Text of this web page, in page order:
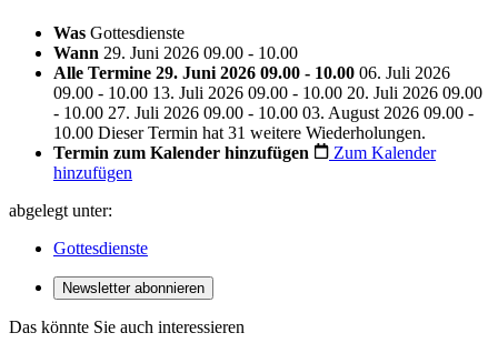
Was Gottesdienste
Wann 29. Juni 2026 09.00 - 10.00
Alle Termine 29. Juni 2026 09.00 - 10.00 06. Juli 2026
09.00 - 10.00 13. Juli 2026 09.00 - 10.00 20. Juli 2026 09.00
- 10.00 27. Juli 2026 09.00 - 10.00 03. August 2026 09.00 -
10.00 Dieser Termin hat 31 weitere Wiederholungen.
Termin zum Kalender hinzufügen
Zum Kalender
hinzufügen
abgelegt unter:
Gottesdienste
Newsletter abonnieren
Das könnte Sie auch interessieren